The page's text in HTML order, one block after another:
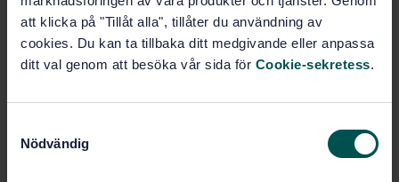
att klicka på "Tillåt alla", tillåter du användning av
cookies. Du kan ta tillbaka ditt medgivande eller anpassa
ditt val genom att besöka vår sida för Cookie-sekretess.
Nödvändig
Informationssäkerhetsarbete – vinst för
alla
2019-02-12
2018-05-31